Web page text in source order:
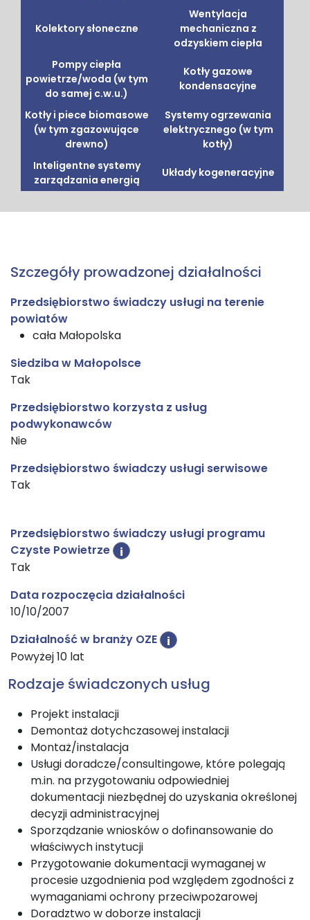
Kolektory słoneczne
Wentylacja
mechaniczna z
odzyskiem ciepła
Pompy ciepła
powietrze/woda (w tym
do samej c.w.u.)
Kotły gazowe
kondensacyjne
Kotły i piece biomasowe
(w tym zgazowujące
drewno)
Systemy ogrzewania
elektrycznego (w tym
kotły)
Inteligentne systemy
zarządzania energią
Układy kogeneracyjne
Szczegóły prowadzonej działalności
Przedsiębiorstwo świadczy usługi na terenie
powiatów
cała Małopolska
Siedziba w Małopolsce
Tak
Przedsiębiorstwo korzysta z usług
podwykonawców
Nie
Przedsiębiorstwo świadczy usługi serwisowe
Tak
Przedsiębiorstwo świadczy usługi programu
Czyste Powietrze
i
Tak
Data rozpoczęcia działalności
10/10/2007
Działalność w branży OZE
i
Powyżej 10 lat
Rodzaje świadczonych usług
Projekt instalacji
Demontaż dotychczasowej instalacji
Montaż/instalacja
Usługi doradcze/consultingowe, które polegają
m.in. na przygotowaniu odpowiedniej
dokumentacji niezbędnej do uzyskania określonej
decyzji administracyjnej
Sporządzanie wniosków o dofinansowanie do
właściwych instytucji
Przygotowanie dokumentacji wymaganej w
procesie uzgodnienia pod względem zgodności z
wymaganiami ochrony przeciwpożarowej
Doradztwo w doborze instalacji